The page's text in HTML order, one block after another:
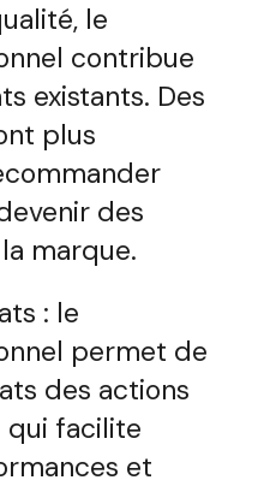
le
contribue
existants. Des
plus
des
marque.
: le
permet de
des actions
qui facilite
et